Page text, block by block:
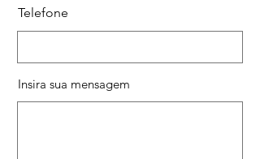
Telefone
Insira sua mensagem